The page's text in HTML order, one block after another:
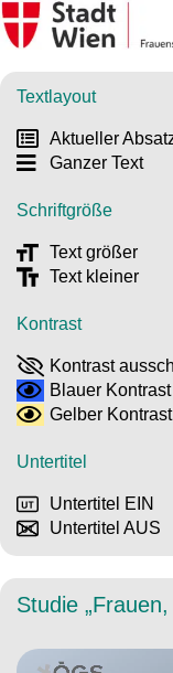
Studie
Textlayout
Aktueller
Ganzer Text
Schriftgröße
Text größer
Text kleiner
Kontrast
Kontrast
Blauer Kontrast
Gelber Kontrast
Untertitel
Untertitel EIN
Untertitel AUS